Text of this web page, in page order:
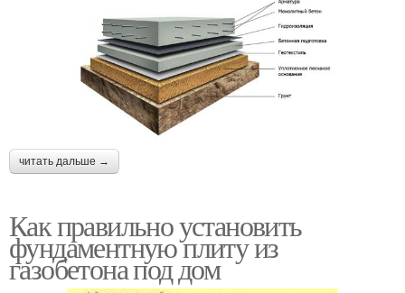
читать дальше →
Как правильно установить
фундаментную плиту из
газобетона под дом